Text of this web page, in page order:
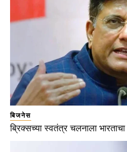
बिजनेस
ब्रिक्सच्या स्वतंत्र चलनाला भारताचा